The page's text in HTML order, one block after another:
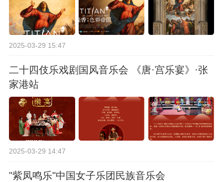
2025-03-29 15:47
二十四伎乐戏剧国风音乐会 《唐·宫乐宴》·张
家港站
2025-03-29 14:47
"紫凤鸣乐"中国女子乐团民族音乐会